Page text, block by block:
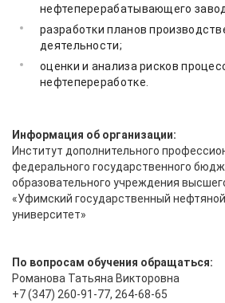
нефтеперерабатывающего
разработки планов
деятельности;
оценки и анализа рисков
нефтепереработке.
Информация об организации:
Институт дополнительного
федерального государственного
образовательного учреждения
«Уфимский государственный
университет»
По вопросам обучения обращаться:
Романова Татьяна Викторовна
+7 (347) 260-91-77, 264-68-65